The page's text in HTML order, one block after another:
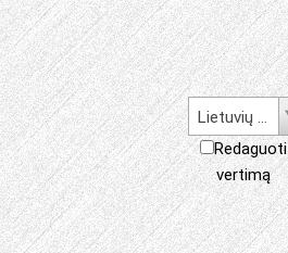
Lietuvių kalba
Redaguoti
vertimą